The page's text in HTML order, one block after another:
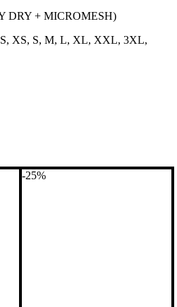
DRY + MICROMESH)
XS, S, M, L, XL, XXL, 3XL,
-25%